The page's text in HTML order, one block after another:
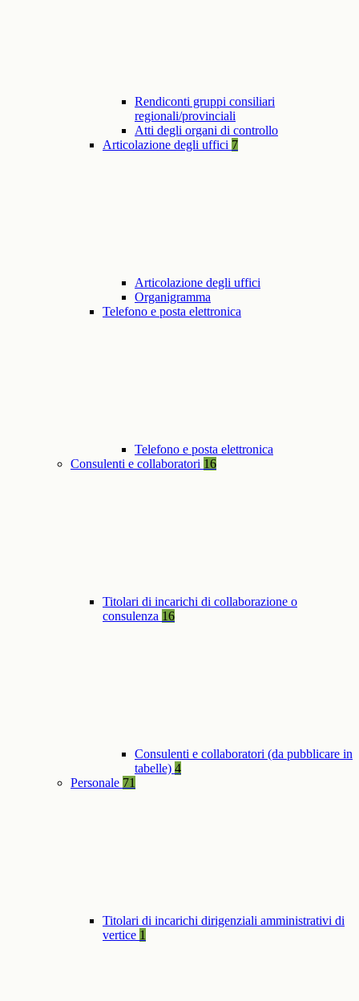
Rendiconti gruppi consiliari
regionali/provinciali
Atti degli organi di controllo
Articolazione degli uffici 7
Articolazione degli uffici
Organigramma
Telefono e posta elettronica
Telefono e posta elettronica
Consulenti e collaboratori 16
Titolari di incarichi di collaborazione o
consulenza 16
Consulenti e collaboratori (da pubblicare in
tabelle) 4
Personale 71
Titolari di incarichi dirigenziali amministrativi di
vertice 1